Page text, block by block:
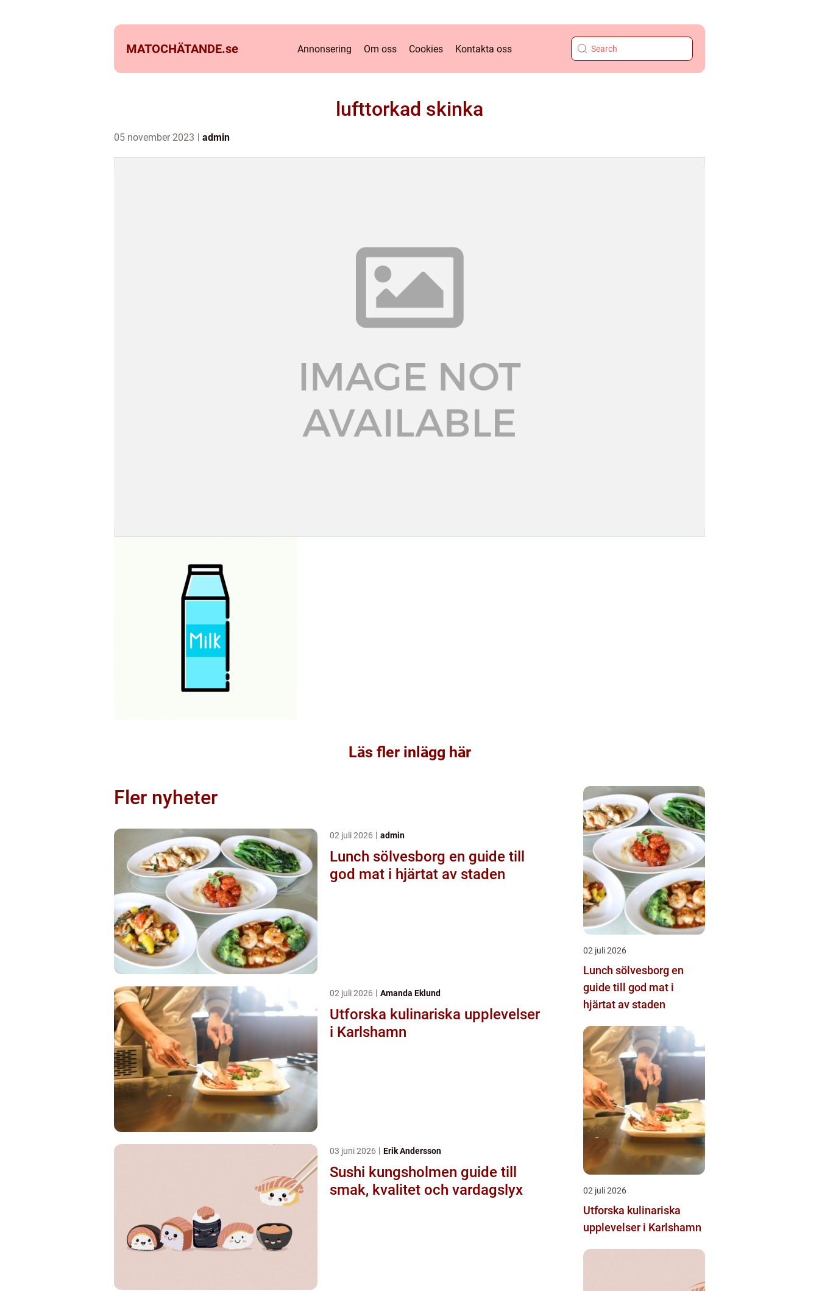
MATOCHÄTANDE.se Annonsering Om oss Cookies Kontakta oss
lufttorkad skinka
05 november 2023 admin
Läs fler inlägg här
Fler nyheter
02 juli 2026 admin
Lunch sölvesborg en guide till
god mat i hjärtat av staden
02 juli 2026 Amanda Eklund
Utforska kulinariska upplevelser
i Karlshamn
03 juni 2026 Erik Andersson
Sushi kungsholmen guide till
smak, kvalitet och vardagslyx
02 juli 2026
Lunch sölvesborg en
guide till god mat i
hjärtat av staden
02 juli 2026
Utforska kulinariska
upplevelser i Karlshamn